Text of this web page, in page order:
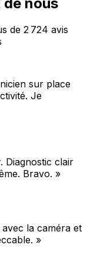
de 2 724 avis
sur place
Je
Diagnostic clair
Bravo. »
la caméra et
»